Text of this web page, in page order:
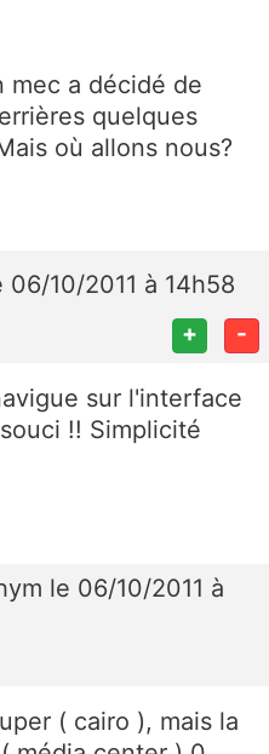
mec a décidé de
quelques
où allons nous?
06/10/2011 à 14h58
+ -
sur l'interface
!! Simplicité
le 06/10/2011 à
( cairo ), mais la